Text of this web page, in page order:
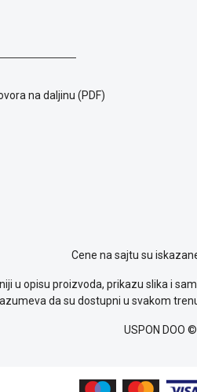
na daljinu (PDF)
Cene na sajtu su
u opisu proizvoda, prikazu slika i
da su dostupni u svakom
USPON DOO